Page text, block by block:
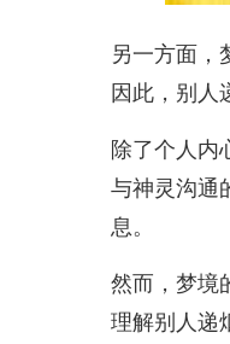
另一方面，
因此，别人
除了个人内
与神灵沟通
息。
然而，梦境
理解别人递